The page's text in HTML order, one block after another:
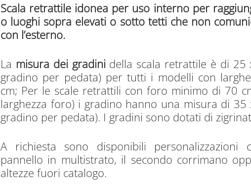
Scala retrattile idonea per uso interno per
o luoghi sopra elevati o sotto tetti che non
con l’esterno.
La misura dei gradinidella scala retrattile è di 25
gradino per pedata) per tutti i modelli con
cm; Per le scale retrattili con foro minimo di 70
larghezza foro) i gradino hanno una misura di 35
gradino per pedata). I gradini sono dotati di
A richiesta sono disponibili personalizzazioni
pannello in multistrato, il secondo corrimano
altezze fuori catalogo.